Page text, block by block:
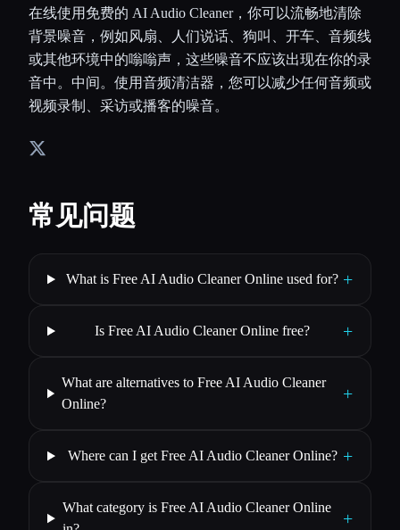
在线使用免费的 AI Audio Cleaner，你可以流畅地清除
背景噪音，例如风扇、人们说话、狗叫、开车、音频线
或其他环境中的嗡嗡声，这些噪音不应该出现在你的录
音中。中间。使用音频清洁器，您可以减少任何音频或
视频录制、采访或播客的噪音。
常见问题
What is Free AI Audio Cleaner Online used for? +
Is Free AI Audio Cleaner Online free? +
What are alternatives to Free AI Audio Cleaner
Online?
+
Where can I get Free AI Audio Cleaner Online? +
What category is Free AI Audio Cleaner Online
+